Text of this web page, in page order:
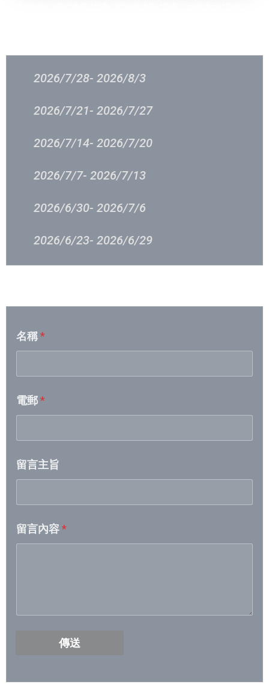
2026/7/28- 2026/8/3
2026/7/21- 2026/7/27
2026/7/14- 2026/7/20
2026/7/7- 2026/7/13
2026/6/30- 2026/7/6
2026/6/23- 2026/6/29
2026/6/9 – 2026/6/15
2026/6/2 – 2026/6/8
2026/5/19- 2026/5/25
2026/5/5- 2026/5/11
2026/4/21- 2026/4/27
名稱*
電郵*
留言主旨
留言內容*
傳送